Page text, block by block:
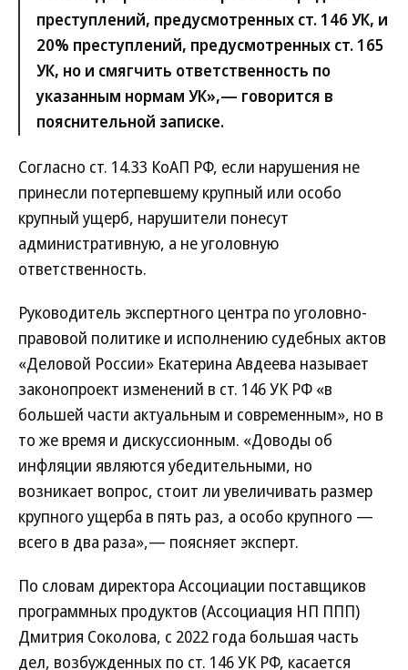
преступлений, предусмотренных ст. 146 УК, и
20% преступлений, предусмотренных ст. 165
УК, но и смягчить ответственность по
указанным нормам УК»,— говорится в
пояснительной записке.
Согласно ст. 14.33 КоАП РФ, если нарушения не
принесли потерпевшему крупный или особо
крупный ущерб, нарушители понесут
административную, а не уголовную
ответственность.
Руководитель экспертного центра по уголовно-
правовой политике и исполнению судебных актов
«Деловой России» Екатерина Авдеева называет
законопроект изменений в ст. 146 УК РФ «в
большей части актуальным и современным», но в
то же время и дискуссионным. «Доводы об
инфляции являются убедительными, но
возникает вопрос, стоит ли увеличивать размер
крупного ущерба в пять раз, а особо крупного —
всего в два раза»,— поясняет эксперт.
По словам директора Ассоциации поставщиков
программных продуктов (Ассоциация НП ППП)
Дмитрия Соколова, с 2022 года большая часть
дел, возбужденных по ст. 146 УК РФ, касается